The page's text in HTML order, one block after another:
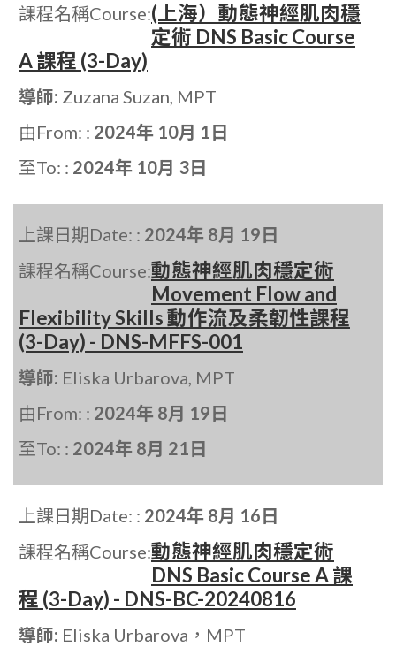
課程名稱Course:(上海）動態神經肌肉穩
定術 DNS Basic Course
A 課程 (3-Day)
導師: Zuzana Suzan, MPT
由From: : 2024年 10月 1日
至To: : 2024年 10月 3日
上課日期Date: : 2024年 8月 19日
課程名稱Course:動態神經肌肉穩定術
Movement Flow and
Flexibility Skills 動作流及柔韌性課程
(3-Day) - DNS-MFFS-001
導師: Eliska Urbarova, MPT
由From: : 2024年 8月 19日
至To: : 2024年 8月 21日
上課日期Date: : 2024年 8月 16日
課程名稱Course:動態神經肌肉穩定術
DNS Basic Course A 課
程 (3-Day) - DNS-BC-20240816
導師: Eliska Urbarova，MPT